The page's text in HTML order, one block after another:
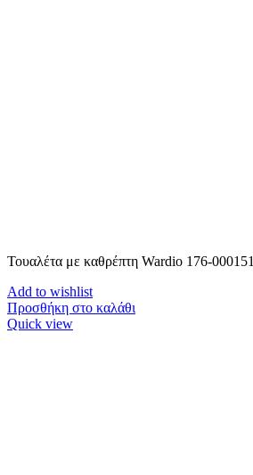
Τουαλέτα με καθρέπτη Wardio 176-000151
Add to wishlist
Προσθήκη στο καλάθι
Quick view